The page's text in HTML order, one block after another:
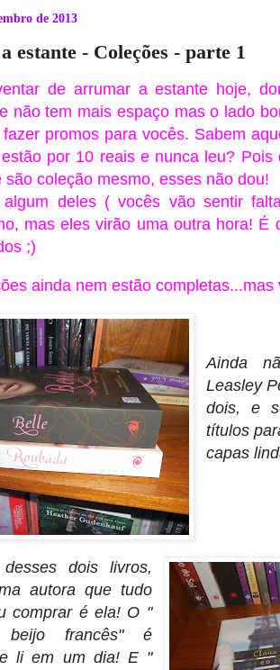
de 2013
estante - Coleções - parte 1
de arrumar a estante hoje,
não tem mais espaço mas o lado
fazer promos para vocês. Sabem
por 10 reais e nunca leu? Pois
são coleção mesmo, esses não dou!
deles ( vocês vão sentir
mas eles virão uma outra hora! É
;)
ainda nem estão completas...mas
Ainda
Leasley
dois, e
títulos
capas
dois livros,
autora que tudo
comprar é ela! O "
francês" é
li em um dia! E "